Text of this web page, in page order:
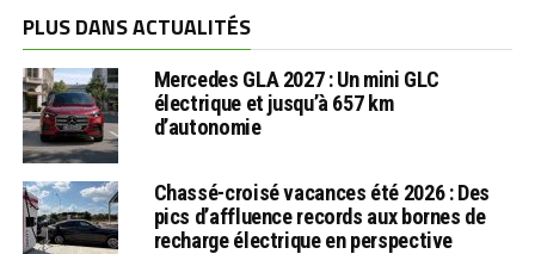
PLUS DANS ACTUALITÉS
Mercedes GLA 2027 : Un mini GLC
électrique et jusqu’à 657 km
d’autonomie
Chassé-croisé vacances été 2026 : Des
pics d’affluence records aux bornes de
recharge électrique en perspective